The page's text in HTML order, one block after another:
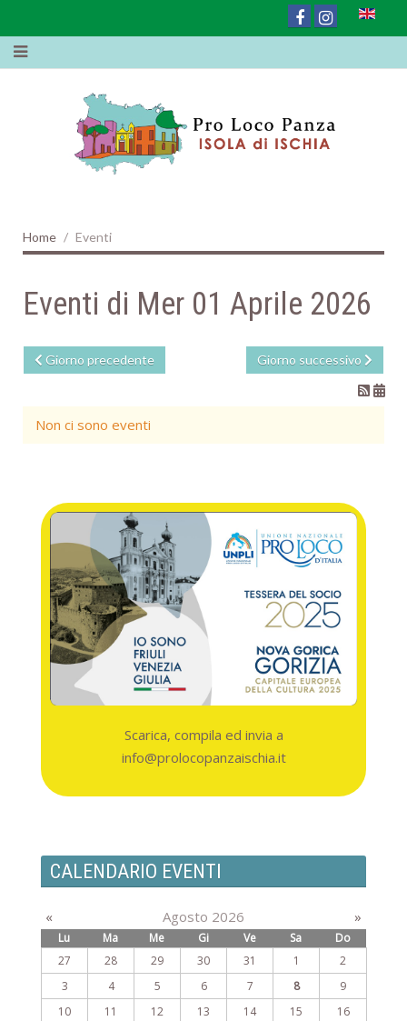
Home Eventi
Eventi di Mer 01 Aprile 2026
Giorno precedente Giorno successivo
Non ci sono eventi
Scarica, compila ed invia a
info@prolocopanzaischia.it
CALENDARIO EVENTI
« Agosto 2026 »
Lu Ma Me Gi Ve Sa
Do
27
28 29 30 31 1
2
3
4 5 6 7 8
9
10
11 12 13 14 15
16